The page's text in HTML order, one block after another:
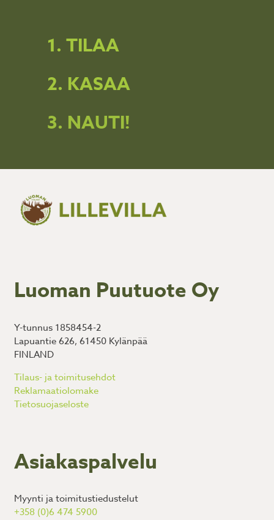
1. TILAA
2. KASAA
3. NAUTI!
Luoman Puutuote Oy
Y-tunnus 1858454-2
Lapuantie 626, 61450 Kylänpää
FINLAND
Tilaus- ja toimitusehdot
Reklamaatiolomake
Tietosuojaseloste
Asiakaspalvelu
Myynti ja toimitustiedustelut
+358 (0)6 474 5900